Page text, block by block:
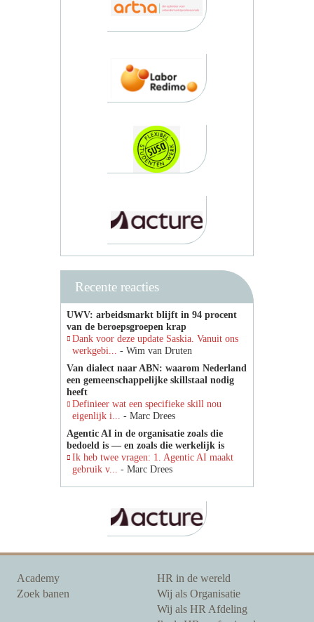
Recente reacties
UWV: arbeidsmarkt blijft in 94 procent
van de beroepsgroepen krap
Dank voor deze update Saskia. Vanuit ons
werkgebi... - Wim van Druten
Van dialect naar ABN: waarom Nederland
een gemeenschappelijke skillstaal nodig
heeft
Definieer wat een specifieke skill nou
eigenlijk i... - Marc Drees
Agentic AI in de organisatie zoals die
bedoeld is — en zoals die werkelijk is
Ik heb twee vragen: 1. Agentic AI maakt
gebruik v... - Marc Drees
Academy
Zoek banen
HR in de wereld
Wij als Organisatie
Wij als HR Afdeling